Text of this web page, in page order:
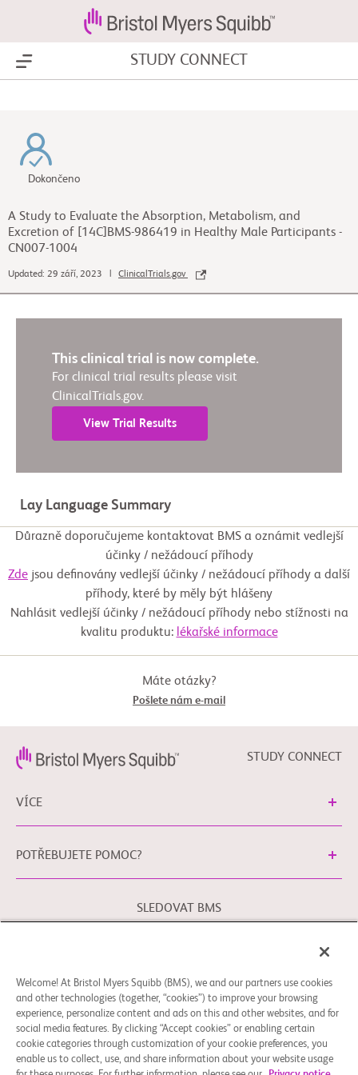
Show Menu STUDY CONNECT
Dokončeno
A Study to Evaluate the Absorption, Metabolism, and
Excretion of [14C]BMS-986419 in Healthy Male Participants -
CN007-1004
Updated: 29 září, 2023 | ClinicalTrials.gov
This clinical trial is now complete.
For clinical trial results please visit
ClinicalTrials.gov.
View Trial Results
Lay Language Summary
Důrazně doporučujeme kontaktovat BMS a oznámit vedlejší
účinky / nežádoucí příhody
Zde jsou definovány vedlejší účinky / nežádoucí příhody a další
příhody, které by měly být hlášeny
Nahlásit vedlejší účinky / nežádoucí příhody nebo stížnosti na
kvalitu produktu: lékařské informace
Máte otázky?
Pošlete nám e-mail
STUDY CONNECT
VÍCE
POTŘEBUJETE POMOC?
SLEDOVAT BMS
Právní podmínky
Zásady ochrany osobních údajů
Předvolby souborů cookie
Obraťte se na naši kontaktní osobu pro ochranu osobních
údajů v Evropské unii pomocíEUDPO@BMS.com, chcete-li
uplatnit Vaše práva ochrany osobních údajů a také máte-li
Welcome! At Bristol Myers Squibb (BMS), we and our partners use cookies
and other technologies (together, “cookies”) to improve your browsing
experience, personalize content and ads on this and other websites, and for
social media features. By clicking “Accept cookies” or enabling certain
cookie categories through customization of your cookie preferences, you
enable us to collect, use, and share information about your website usage